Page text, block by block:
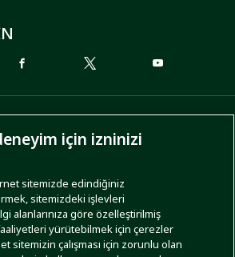
için izninizi
sitemizde edindiğiniz
sitemizdeki işlevleri
alanlarınıza göre özelleştirilmiş
yürütebilmek için çerezler
sitemizin çalışması için zorunlu olan